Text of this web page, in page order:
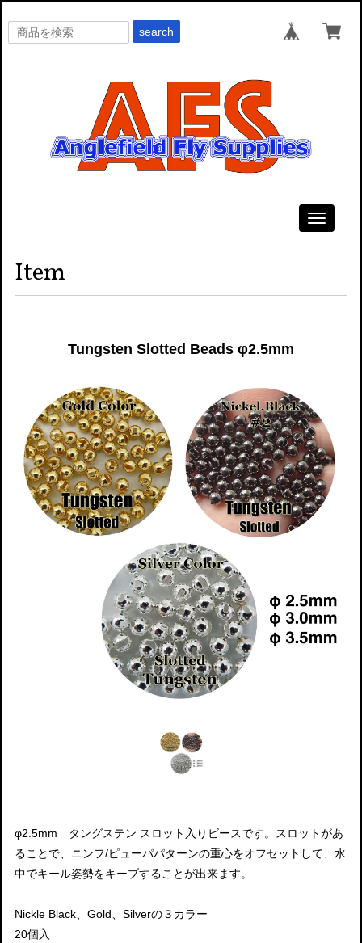
search
Toggle
Item
Tungsten Slotted Beads φ2.5mm
φ2.5mm タングステン スロット入りビースです。スロットがあ
ることで、ニンフ/ピューパパターンの重心をオフセットして、水
中でキール姿勢をキープすることが出来ます。
Nickle Black、Gold、Silverの３カラー
20個入